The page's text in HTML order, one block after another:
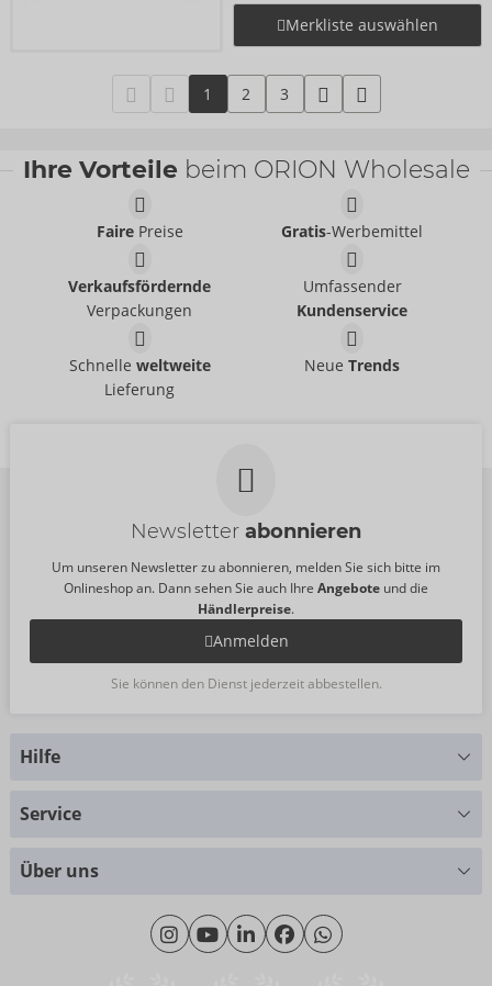
Merkliste auswählen
1 2 3
Ihre Vorteile beim ORION Wholesale
FairePreise Gratis-Werbemittel
Verkaufsfördernde
Verpackungen
Umfassender
Kundenservice
Schnelle weltweite
Lieferung
NeueTrends
Newsletter abonnieren
Um unseren Newsletter zu abonnieren, melden Sie sich bitte im
Onlineshop an. Dann sehen Sie auch Ihre Angebote und die
Händlerpreise.
Anmelden
Sie können den Dienst jederzeit abbestellen.
Hilfe
Montag - Donnerstag: 09:00 - 16:00 Uhr
Freitag: 09:00 - 15:00 Uhr
Service
Über uns
Wir über uns
Nachhaltigkeit